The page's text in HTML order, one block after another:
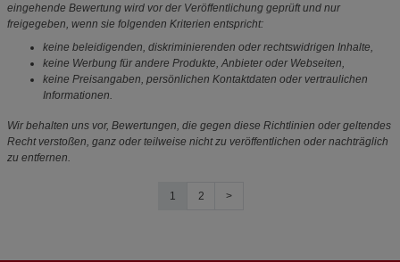
eingehende Bewertung wird vor der Veröffentlichung geprüft und nur
freigegeben, wenn sie folgenden Kriterien entspricht:
keine beleidigenden, diskriminierenden oder rechtswidrigen Inhalte,
keine Werbung für andere Produkte, Anbieter oder Webseiten,
keine Preisangaben, persönlichen Kontaktdaten oder vertraulichen
Informationen.
Wir behalten uns vor, Bewertungen, die gegen diese Richtlinien oder geltendes
Recht verstoßen, ganz oder teilweise nicht zu veröffentlichen oder nachträglich
zu entfernen.
1 2 >